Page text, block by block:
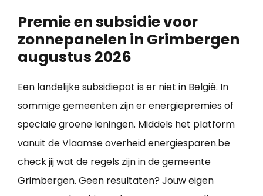
Premie en subsidie voor
zonnepanelen in Grimbergen
augustus 2026
Een landelijke subsidiepot is er niet in België. In
sommige gemeenten zijn er energiepremies of
speciale groene leningen. Middels het platform
vanuit de Vlaamse overheid energiesparen.be
check jij wat de regels zijn in de gemeente
Grimbergen. Geen resultaten? Jouw eigen